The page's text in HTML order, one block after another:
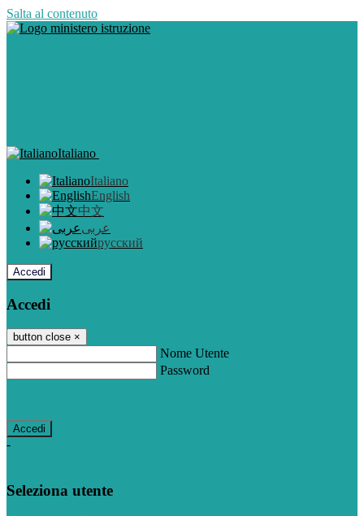
Salta al contenuto
Italiano
Italiano
English
中文
عربى
русский
Accedi
Accedi
button close ×
Nome Utente
Password
-
Seleziona utente